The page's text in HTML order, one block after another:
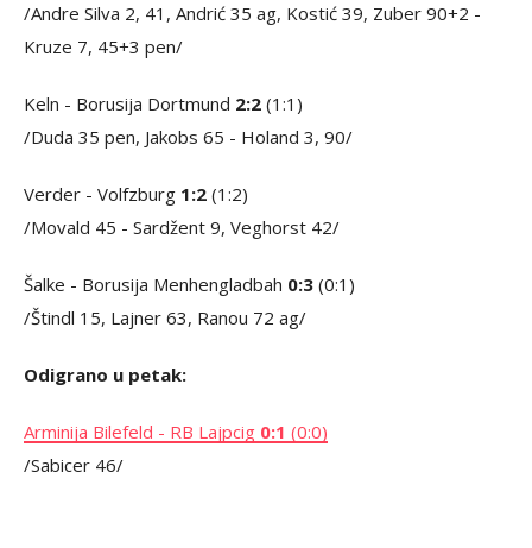
/Andre Silva 2, 41, Andrić 35 ag, Kostić 39, Zuber 90+2 -
Kruze 7, 45+3 pen/
Keln - Borusija Dortmund 2:2 (1:1)
/Duda 35 pen, Jakobs 65 - Holand 3, 90/
Verder - Volfzburg 1:2 (1:2)
/Movald 45 - Sardžent 9, Veghorst 42/
Šalke - Borusija Menhengladbah 0:3 (0:1)
/Štindl 15, Lajner 63, Ranou 72 ag/
Odigrano u petak:
Arminija Bilefeld - RB Lajpcig 0:1 (0:0)
/Sabicer 46/